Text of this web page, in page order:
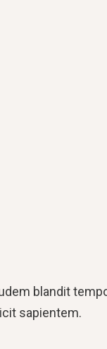
blandit
sapientem.